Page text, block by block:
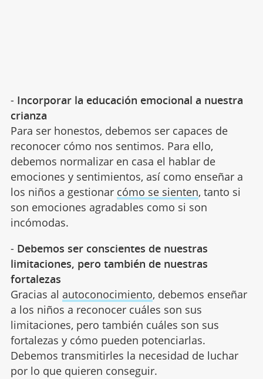
- Incorporar la educación emocional a nuestra
crianza
Para ser honestos, debemos ser capaces de
reconocer cómo nos sentimos. Para ello,
debemos normalizar en casa el hablar de
emociones y sentimientos, así como enseñar a
los niños a gestionar cómo se sienten, tanto si
son emociones agradables como si son
incómodas.
- Debemos ser conscientes de nuestras
limitaciones, pero también de nuestras
fortalezas
Gracias al autoconocimiento, debemos enseñar
a los niños a reconocer cuáles son sus
limitaciones, pero también cuáles son sus
fortalezas y cómo pueden potenciarlas.
Debemos transmitirles la necesidad de luchar
por lo que quieren conseguir.